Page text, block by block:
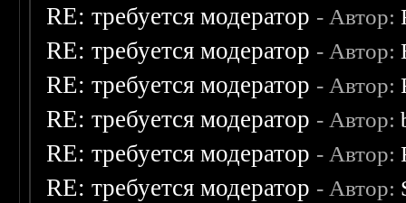
RE: требуется модератор - Автор:
RE: требуется модератор - Автор:
RE: требуется модератор - Автор:
RE: требуется модератор - Автор:
RE: требуется модератор - Автор:
RE: требуется модератор - Автор: